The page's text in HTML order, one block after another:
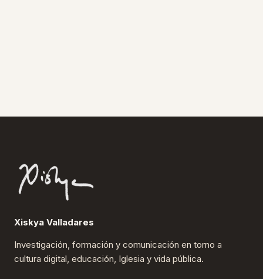
Xiskya Valladares
Investigación, formación y comunicación en torno a
cultura digital, educación, Iglesia y vida pública.